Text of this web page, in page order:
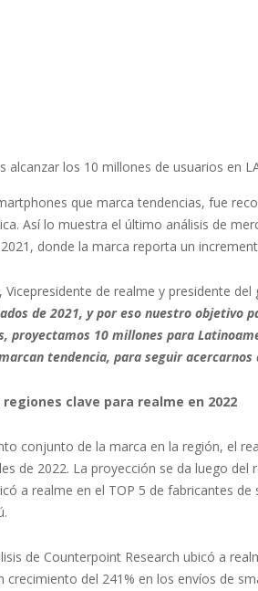
alcanzar los 10 millones de usuarios en
que marca tendencias, fue
Así lo muestra el último análisis de
donde la marca reporta un
de realme y presidente
de 2021, y por eso nuestro objetivo
proyectamos 10 millones para
tendencia, para seguir acercarnos
clave para realme en 2022
conjunto de la marca en la región, el
de 2022. La proyección se da luego
a realme en el TOP 5 de fabricantes
de Counterpoint Research ubicó a
crecimiento del 241% en los envíos de